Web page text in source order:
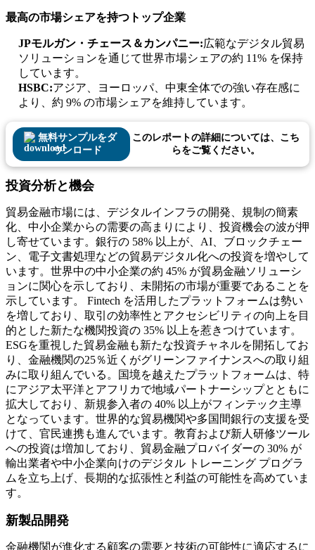
最高の市場シェアを持つトップ企業
JPモルガン・チェース＆カンパニー:広範なデジタル貿易
ソリューションを通じて世界市場シェアの約 11% を保持
しています。
HSBC:アジア、ヨーロッパ、中東全体での強い存在感に
より、約 9% の市場シェアを維持しています。
無料サンプルをダ
ウンロード
このレポートの詳細については、こち
らをご覧ください。
投資分析と機会
貿易金融市場には、デジタルインフラの開発、規制の簡素
化、中小企業からの需要の高まりにより、投資機会の波が押
し寄せています。銀行の 58% 以上が、AI、ブロックチェー
ン、電子文書処理などの貿易デジタル化への投資を増やして
います。世界中の中小企業の約 45% が貿易金融ソリューシ
ョンに関心を示しており、未開拓の市場が重要であることを
示しています。 Fintech を活用したプラットフォームは勢い
を増しており、取引の効率性とアクセシビリティの向上を目
的とした新たな機関投資の 35% 以上を惹きつけています。
ESGを重視した貿易金融も新たな投資チャネルを開拓してお
り、金融機関の25％近くがグリーンファイナンスへの取り組
みに取り組んでいる。国境を越えたプラットフォームは、特
にアジア太平洋とアフリカで地域パートナーシップとともに
拡大しており、新規参入者の 40% 以上がフィンテック主導
となっています。世界的な貿易機関や多国間銀行の支援を受
けて、官民連携も進んでいます。教育および新人研修ツール
への投資は増加しており、貿易金融プロバイダーの 30% が
輸出業者や中小企業向けのデジタル トレーニング プログラ
ムを立ち上げ、長期的な拡張性と利益の可能性を高めていま
す。
新製品開発
金融機関が進化する顧客の需要と技術の可能性に適応するに